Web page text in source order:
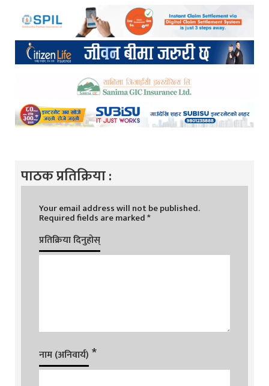
पाठक प्रतिक्रिया :
Your email address will not be published.
Required fields are marked*
प्रतिक्रिया दिनुहोस्
नाम (अनिवार्य) *